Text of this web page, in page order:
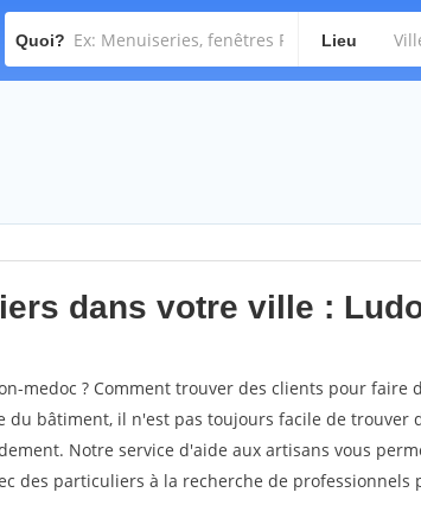
Quoi? Lieu
dans votre ville :
medoc ? Comment trouver des clients pour faire
du bâtiment, il n'est pas toujours facile de trouver
Notre service d'aide aux artisans vous
des particuliers à la recherche de professionnels